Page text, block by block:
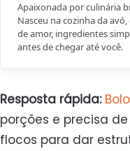
Apaixonada por culinária
Nasceu na cozinha da
de amor, ingredientes
antes de chegar até você.
Resposta rápida: Bolo
porções e precisa
flocos para dar